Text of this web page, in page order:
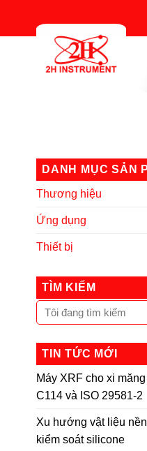
DANH MỤC SẢN
Thương hiệu
Ứng dụng
Thiết bị
TÌM KIẾM
TIN TỨC MỚI
Máy XRF cho xi
C114 và ISO 29581-2
Xu hướng vật liệu
kiểm soát silicone